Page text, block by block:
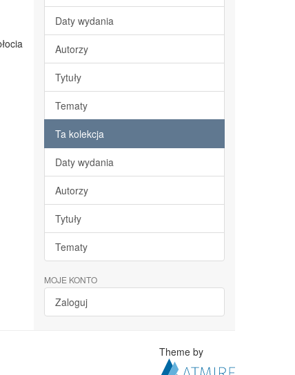
Daty wydania
Autorzy
Tytuły
Tematy
Ta kolekcja
Daty wydania
Autorzy
Tytuły
Tematy
MOJE KONTO
Zaloguj
Theme by